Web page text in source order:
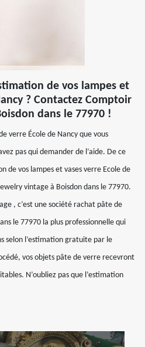
de vos lampes et
? Contactez Comptoir
dans le 77970 !
verre École de Nancy que vous
pas qui demander de l’aide. De ce
de vos lampes et vases verre Ecole de
vintage à Boisdon dans le 77970.
, c’est une société rachat pâte de
le 77970 la plus professionnelle qui
selon l’estimation gratuite par le
vos objets pâte de verre recevront
N’oubliez pas que l’estimation